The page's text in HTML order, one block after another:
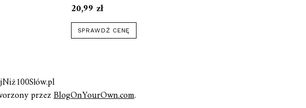
20,99 zł
SPRAWDŹ CENĘ
przezBlogOnYourOwn.com.